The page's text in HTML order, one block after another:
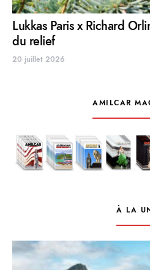
Lukkas Paris x Richard
du relief
20 juillet 2026
AMILCAR
À LA